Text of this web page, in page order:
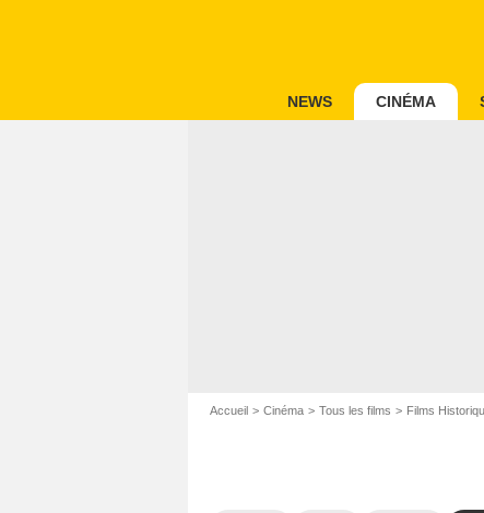
NEWS CINÉMA
Accueil Cinéma Tous les films Films